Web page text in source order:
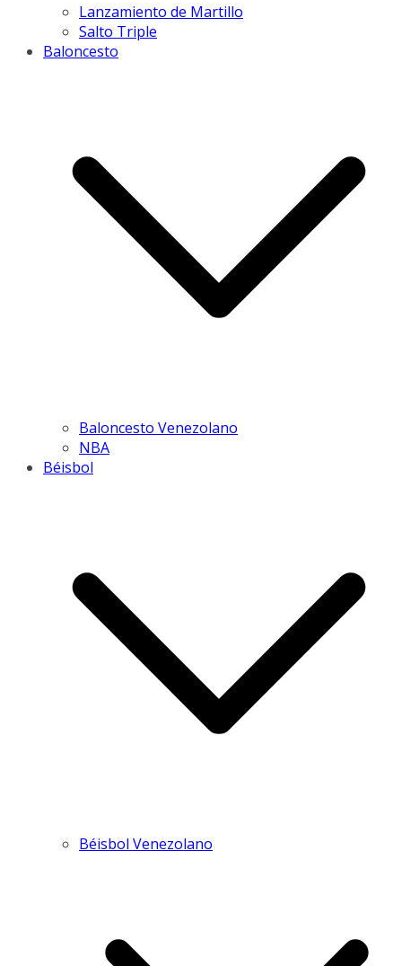
Lanzamiento de Martillo
Salto Triple
Baloncesto
Baloncesto Venezolano
NBA
Béisbol
Béisbol Venezolano